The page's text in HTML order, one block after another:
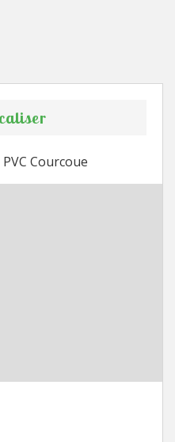
Courcoue